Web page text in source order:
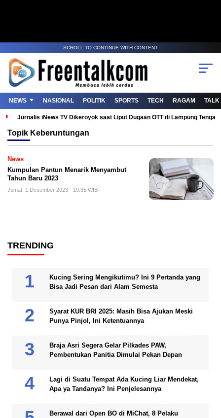
SCROLL TO CONTINUE WITH CONTENT
NEWS NASIONAL POLITIK SPORTS TECH RAGAM TALK
Jurnalis iNews TV Dikeroyok saat Liput Dugaan OTT di Lampung
Topik Keberuntungan
News
Kumpulan Pantun Menarik Menyambut
Tahun Baru 2023
Jumat, 1 Desember 2023 - 19:35 WIB
TRENDING
Kucing Sering Mengikutimu? Ini 9 Pertanda yang
Bisa Jadi Pesan dari Alam Semesta
Syarat KUR BRI 2025: Masih Bisa Ajukan Meski
Punya Pinjol, Ini Ketentuannya
Braja Asri Segera Gelar Pilkades PAW,
Pembentukan Panitia Dimulai Pekan Depan
Lagi di Suatu Tempat Ada Kucing Liar Mendekat,
Apa ya Tandanya? Ini Penjelesannya
Berawal dari Open BO di MiChat, 8 Pelaku